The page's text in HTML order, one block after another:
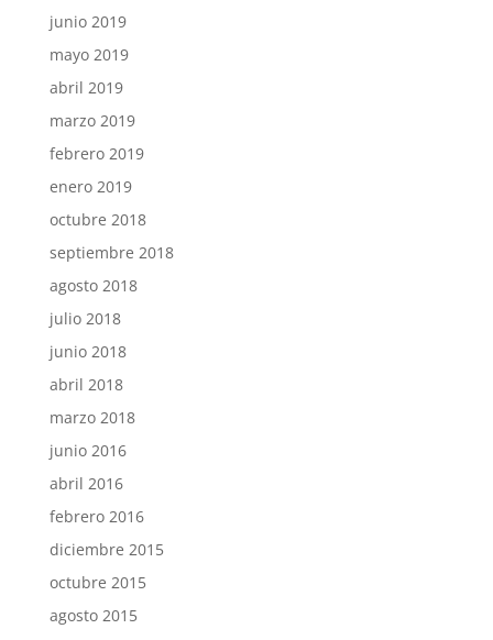
junio 2019
mayo 2019
abril 2019
marzo 2019
febrero 2019
enero 2019
octubre 2018
septiembre 2018
agosto 2018
julio 2018
junio 2018
abril 2018
marzo 2018
junio 2016
abril 2016
febrero 2016
diciembre 2015
octubre 2015
agosto 2015